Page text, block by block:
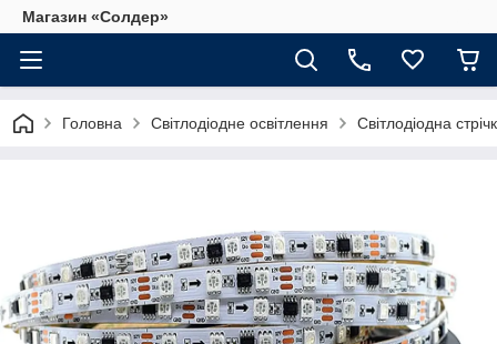
Магазин «Солдер»
Головна Світлодіодне освітлення Світлодіодна